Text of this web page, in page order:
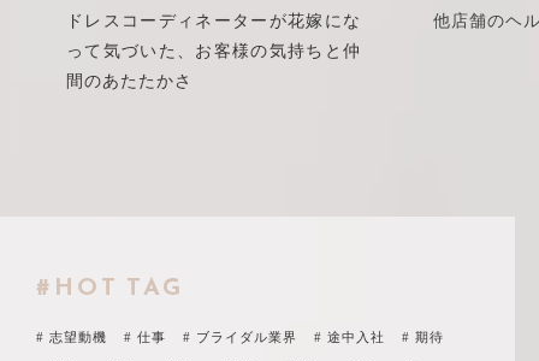
ターが花嫁にな
様の気持ちと仲
他店舗のヘルプを経験して
#HOT TAG
# 志望動機 # 仕事 # ブライダル業界 # 途中入社 # 期待